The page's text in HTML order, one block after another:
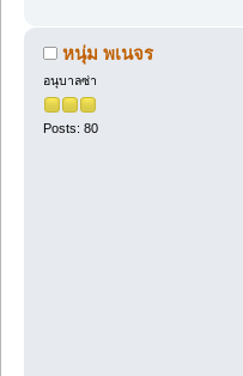
หนุ่ม พเนจร
อนุบาลซ่า
Posts: 80